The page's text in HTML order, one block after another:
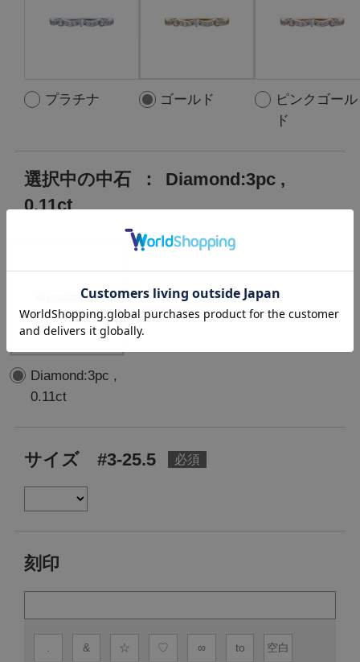
プラチナ ゴールド
ピンクゴール
ド
選択中の中石 ：
Diamond:3pc ,
0.11ct
Diamond:3pc ,
0.11ct
サイズ #3-25.5
刻印
. & ☆ ♡ ∞ to 空白